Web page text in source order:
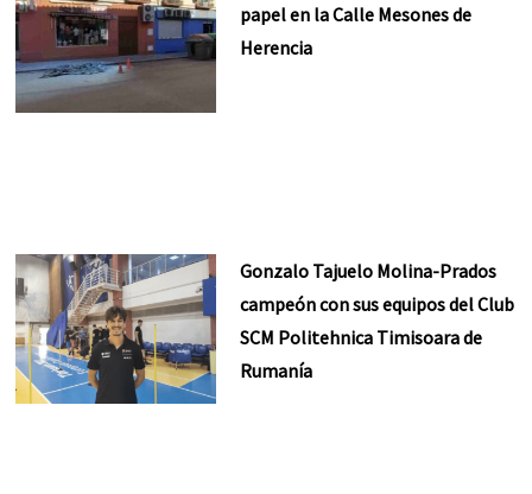
papel en la Calle Mesones de
Herencia
Gonzalo Tajuelo Molina-Prados
campeón con sus equipos del Club
SCM Politehnica Timisoara de
Rumanía